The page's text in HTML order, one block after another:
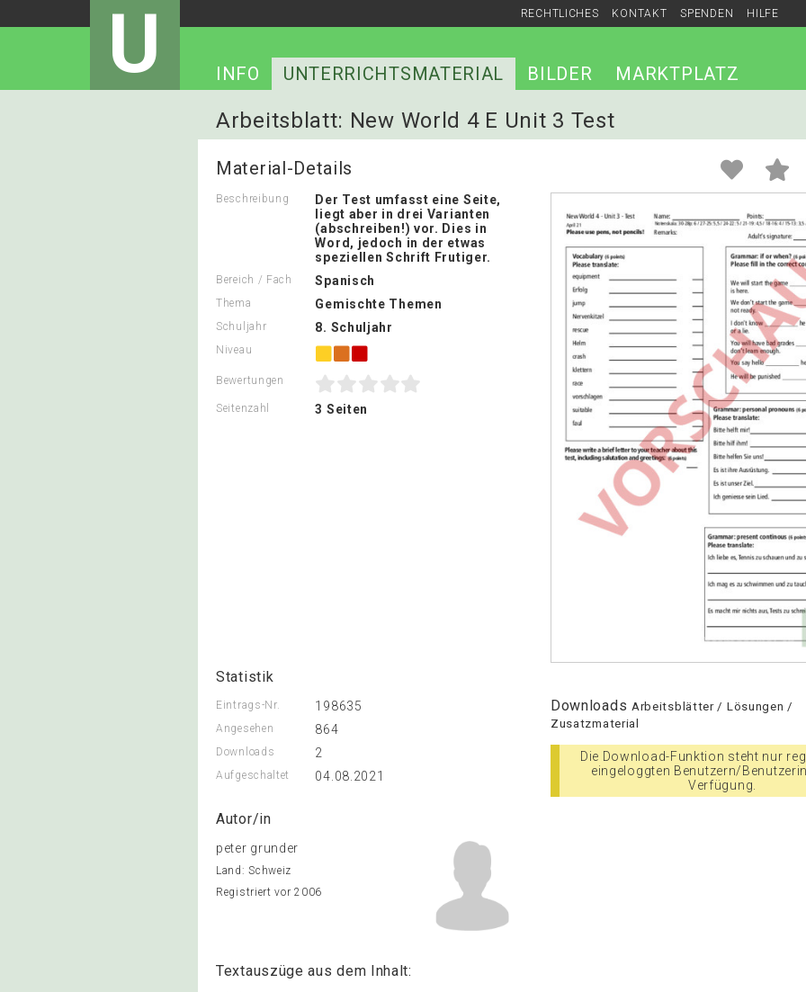
RECHTLICHES KONTAKT SPENDEN HILFE
U INFO UNTERRICHTSMATERIAL BILDER MARKTPLATZ
Arbeitsblatt: New World 4 E Unit 3 Test
Material-Details
Beschreibung
Der Test umfasst eine Seite,
liegt aber in drei Varianten
(abschreiben!) vor. Dies in
Word, jedoch in der etwas
speziellen Schrift Frutiger.
Bereich / Fach Spanisch
Thema Gemischte Themen
Schuljahr 8. Schuljahr
Niveau
Bewertungen
Seitenzahl 3 Seiten
Statistik
Eintrags-Nr. 198635
Angesehen 864
Downloads 2
Aufgeschaltet 04.08.2021
Autor/in
peter grunder
Land: Schweiz
Registriert vor 2006
Downloads Arbeitsblätter / Lösungen /
Zusatzmaterial
Die Download-Funktion steht nur
eingeloggten Benutzern/
Verfügung.
Textauszüge aus dem Inhalt: